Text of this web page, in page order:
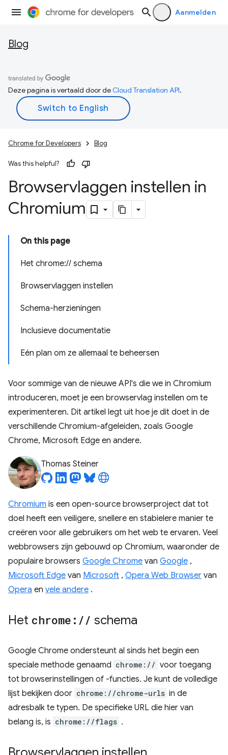
Aanmelden
Blog
Deze pagina is vertaald door deCloud Translation API.
Chrome for Developers Blog
Was this helpful?
Browservlaggen instellen in
Chromium
On this page
Het chrome:// schema
Browservlaggen instellen
Schema-herzieningen
Inclusieve documentatie
Eén plan om ze allemaal te beheersen
Voor sommige van de nieuwe API's die we in Chromium
introduceren, moet je een browservlag instellen om te
experimenteren. Dit artikel legt uit hoe je dit doet in de
verschillende Chromium-afgeleiden, zoals Google
Chrome, Microsoft Edge en andere.
Thomas Steiner
Chromium is een open-source browserproject dat tot
doel heeft een veiligere, snellere en stabielere manier te
creëren voor alle gebruikers om het web te ervaren. Veel
webbrowsers zijn gebouwd op Chromium, waaronder de
populaire browsers Google Chrome van Google ,
Microsoft Edge van Microsoft , Opera Web Browser van
Opera en vele andere .
Het chrome: // schema
Google Chrome ondersteunt al sinds het begin een
speciale methode genaamd chrome:// voor toegang
tot browserinstellingen of -functies. Je kunt de volledige
lijst bekijken door chrome://chrome-urls in de
adresbalk te typen. De specifieke URL die hier van
belang is, is chrome://flags .